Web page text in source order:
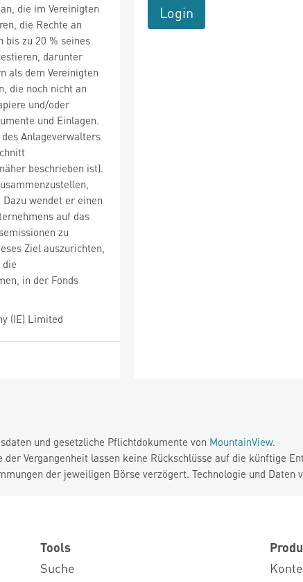
die im Vereinigten
die Rechte an
bis zu 20 % seines
darunter
als dem Vereinigten
die noch nicht an
und/oder
und Einlagen.
Anlageverwalters
beschrieben ist).
wendet er einen
auf das
zu
Ziel auszurichten,
in der Fonds
(IE) Limited
Login
und gesetzliche Pflichtdokumente von MountainView.
der Vergangenheit lassen keine Rückschlüsse auf die künftige
der jeweiligen Börse verzögert. Technologie und Daten
Tools
Suche